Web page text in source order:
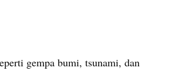
gempa bumi, tsunami, dan